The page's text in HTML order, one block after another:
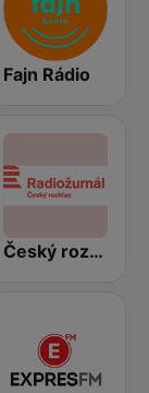
Fajn Rádio
Český rozhlas Radiožurnál